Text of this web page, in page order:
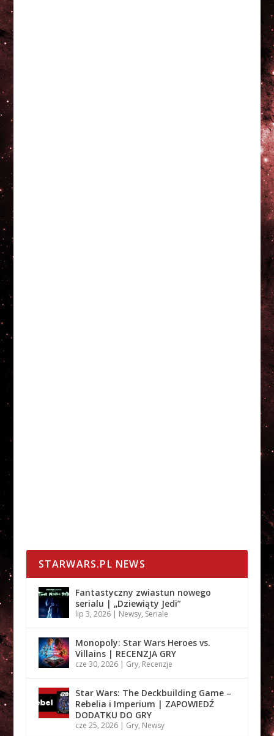
STARWARS.PL NEWS
Fantastyczny zwiastun nowego
serialu | „Dziewiąty Jedi”
lip 3, 2026| Newsy, Seriale
Monopoly: Star Wars Heroes vs.
Villains | RECENZJA GRY
cze 30, 2026| Gry, Recenzje
Star Wars: The Deckbuilding Game –
Rebelia i Imperium | ZAPOWIEDŹ
DODATKU DO GRY
cze 25, 2026| Gry, Newsy